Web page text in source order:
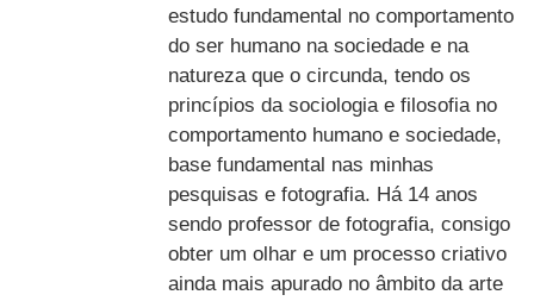
estudo fundamental no comportamento
do ser humano na sociedade e na
natureza que o circunda, tendo os
princípios da sociologia e filosofia no
comportamento humano e sociedade,
base fundamental nas minhas
pesquisas e fotografia. Há 14 anos
sendo professor de fotografia, consigo
obter um olhar e um processo criativo
ainda mais apurado no âmbito da arte